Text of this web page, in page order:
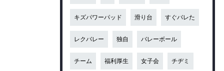
キズパワーパッド 滑り台 すぐバレた
レクバレー 独自 バレーボール
チーム 福利厚生 女子会 チヂミ